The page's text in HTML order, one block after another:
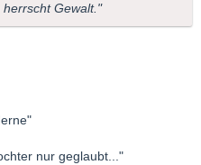
Gewalt."
nur geglaubt..."